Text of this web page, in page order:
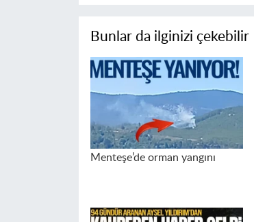
Bunlar da ilginizi çekebilir
Menteşe’de orman yangını